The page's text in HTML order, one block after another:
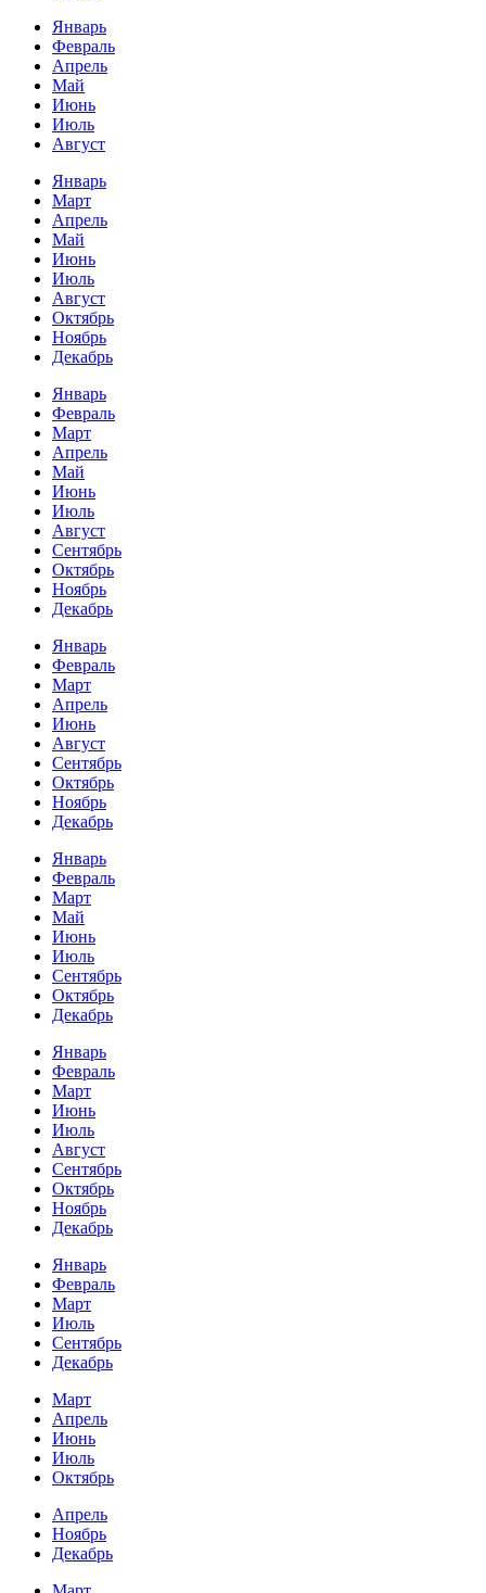
Январь
Февраль
Апрель
Май
Июнь
Июль
Август
Январь
Март
Апрель
Май
Июнь
Июль
Август
Октябрь
Ноябрь
Декабрь
Январь
Февраль
Март
Апрель
Май
Июнь
Июль
Август
Сентябрь
Октябрь
Ноябрь
Декабрь
Январь
Февраль
Март
Апрель
Июнь
Август
Сентябрь
Октябрь
Ноябрь
Декабрь
Январь
Февраль
Март
Май
Июнь
Июль
Сентябрь
Октябрь
Декабрь
Январь
Февраль
Март
Июнь
Июль
Август
Сентябрь
Октябрь
Ноябрь
Декабрь
Январь
Февраль
Март
Июль
Сентябрь
Декабрь
Март
Апрель
Июнь
Июль
Октябрь
Апрель
Ноябрь
Декабрь